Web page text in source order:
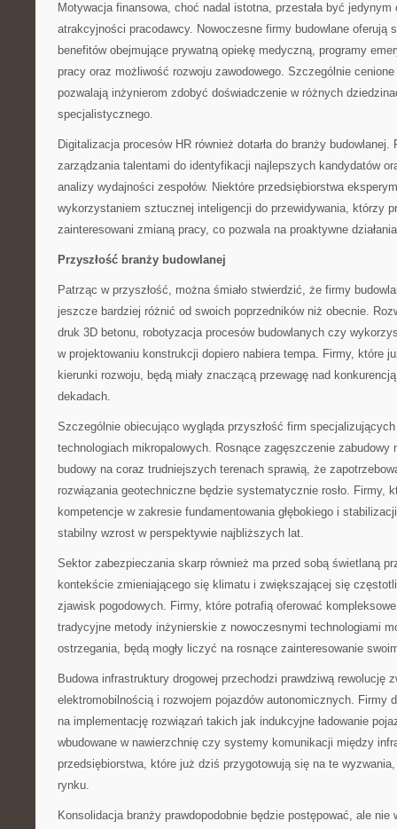
Motywacja finansowa, choć nadal istotna, przestała być
atrakcyjności pracodawcy. Nowoczesne firmy budowlane oferują
benefitów obejmujące prywatną opiekę medyczną, programy
pracy oraz możliwość rozwoju zawodowego. Szczególnie
pozwalają inżynierom zdobyć doświadczenie w różnych
specjalistycznego.
Digitalizacja procesów HR również dotarła do branży
zarządzania talentami do identyfikacji najlepszych kandydatów
analizy wydajności zespołów. Niektóre przedsiębiorstwa
wykorzystaniem sztucznej inteligencji do przewidywania, którzy
zainteresowani zmianą pracy, co pozwala na proaktywne
Przyszłość branży budowlanej
Patrząc w przyszłość, można śmiało stwierdzić, że firmy
jeszcze bardziej różnić od swoich poprzedników niż obecnie.
druk 3D betonu, robotyzacja procesów budowlanych czy
w projektowaniu konstrukcji dopiero nabiera tempa. Firmy, które
kierunki rozwoju, będą miały znaczącą przewagę nad
dekadach.
Szczególnie obiecująco wygląda przyszłość firm
technologiach mikropalowych. Rosnące zagęszczenie zabudowy
budowy na coraz trudniejszych terenach sprawią, że
rozwiązania geotechniczne będzie systematycznie rosło. Firmy,
kompetencje w zakresie fundamentowania głębokiego i
stabilny wzrost w perspektywie najbliższych lat.
Sektor zabezpieczania skarp również ma przed sobą świetlaną
kontekście zmieniającego się klimatu i zwiększającej się
zjawisk pogodowych. Firmy, które potrafią oferować
tradycyjne metody inżynierskie z nowoczesnymi technologiami
ostrzegania, będą mogły liczyć na rosnące zainteresowanie
Budowa infrastruktury drogowej przechodzi prawdziwą rewolucję
elektromobilnością i rozwojem pojazdów autonomicznych. Firmy
na implementację rozwiązań takich jak indukcyjne ładowanie
wbudowane w nawierzchnię czy systemy komunikacji między
przedsiębiorstwa, które już dziś przygotowują się na te
rynku.
Konsolidacja branży prawdopodobnie będzie postępować, ale nie